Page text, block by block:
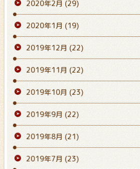
2020年2月 (29)
2020年1月 (19)
2019年12月 (22)
2019年11月 (22)
2019年10月 (23)
2019年9月 (22)
2019年8月 (21)
2019年7月 (23)